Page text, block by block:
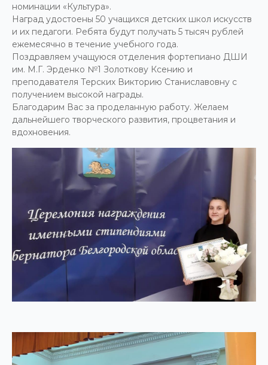
номинации «Культура».
Наград удостоены 50 учащихся детских школ искусств
и их педагоги. Ребята будут получать 5 тысяч рублей
ежемесячно в течение учебного года.
Поздравляем учащуюся отделения фортепиано ДШИ
им. М.Г. Эрденко №1 Золоткову Ксению и
преподавателя Терских Викторию Станиславовну с
получением высокой награды.
Благодарим Вас за проделанную работу. Желаем
дальнейшего творческого развития, процветания и
вдохновения.